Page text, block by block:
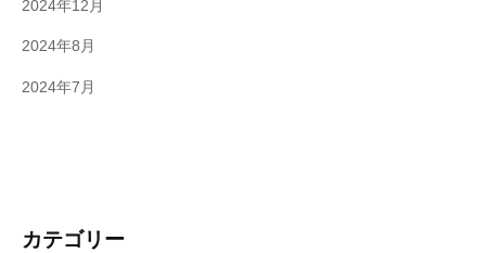
2024年12月
2024年8月
2024年7月
カテゴリー